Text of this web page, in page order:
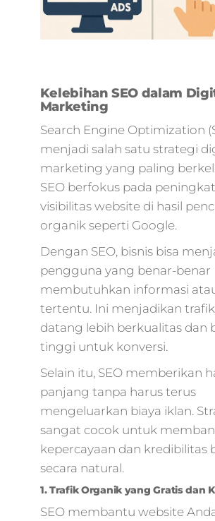
Kelebihan SEO dalam
Marketing
Search Engine Optimization
menjadi salah satu strategi
marketing yang paling
SEO berfokus pada
visibilitas website di hasil
organik seperti Google.
Dengan SEO, bisnis bisa
pengguna yang benar-benar
membutuhkan informasi
tertentu. Ini menjadikan
datang lebih berkualitas dan
tinggi untuk konversi.
Selain itu, SEO memberikan
panjang tanpa harus terus
mengeluarkan biaya iklan.
sangat cocok untuk
kepercayaan dan kredibilitas
secara natural.
1. Trafik Organik yang Gratis dan
SEO membantu website